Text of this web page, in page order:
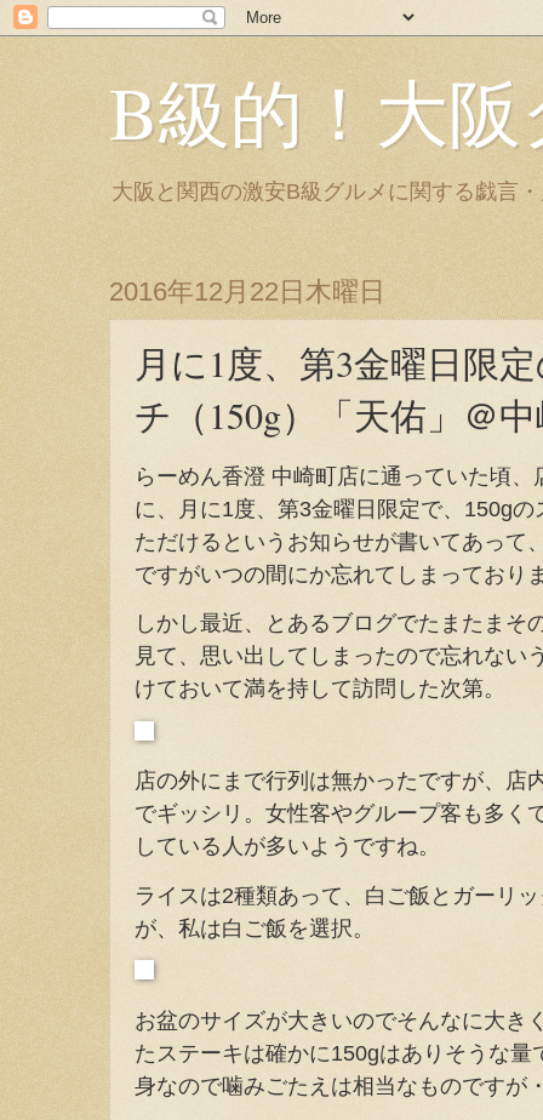
B級的！大
大阪と関西の激安B級グルメに関する戯言
2016年12月22日木曜日
月に1度、第3金曜日限
チ（150g）「天佑」＠
らーめん香澄 中崎町店に通っていた頃
に、月に1度、第3金曜日限定で、150g
ただけるというお知らせが書いてあって
ですがいつの間にか忘れてしまっており
しかし最近、とあるブログでたまたまそ
見て、思い出してしまったので忘れない
けておいて満を持して訪問した次第。
店の外にまで行列は無かったですが、店
でギッシリ。女性客やグループ客も多く
している人が多いようですね。
ライスは2種類あって、白ご飯とガーリ
が、私は白ご飯を選択。
お盆のサイズが大きいのでそんなに大き
たステーキは確かに150gはありそうな
身なので噛みごたえは相当なものですが